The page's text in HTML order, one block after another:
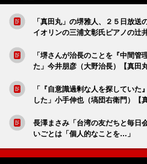
「真田丸」の堺雅人、２５日放
イオリンの三浦文彰氏ピアノの辻
「堺さんが治長のことを『中間
た」今井朋彦（大野治長）【真田
「『自意識過剰な人を探していた
した」小手伸也（塙団右衛門）【
長澤まさみ「台湾の友だちと毎
いごとは「個人的なことを…」